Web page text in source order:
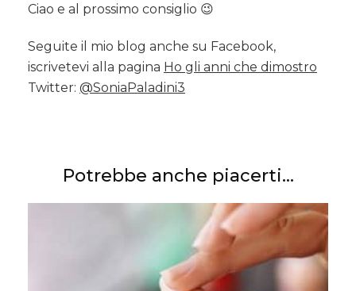
Ciao e al prossimo consiglio 😉
Seguite il mio blog anche su Facebook,
iscrivetevi alla pagina Ho gli anni che dimostro
Twitter: @SoniaPaladini3
Potrebbe anche piacerti...